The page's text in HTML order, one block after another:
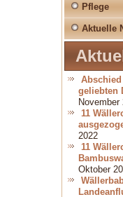
Pflege
Aktuelle
geliebten
November
11
2022
11
Oktober